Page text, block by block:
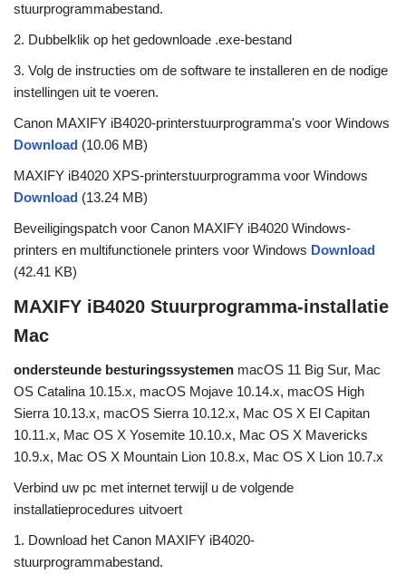
stuurprogrammabestand.
2. Dubbelklik op het gedownloade .exe-bestand
3. Volg de instructies om de software te installeren en de nodige
instellingen uit te voeren.
Canon MAXIFY iB4020-printerstuurprogramma's voor Windows
Download (10.06 MB)
MAXIFY iB4020 XPS-printerstuurprogramma voor Windows
Download (13.24 MB)
Beveiligingspatch voor Canon MAXIFY iB4020 Windows-
printers en multifunctionele printers voor Windows Download
(42.41 KB)
MAXIFY iB4020 Stuurprogramma-installatie
Mac
ondersteunde besturingssystemen macOS 11 Big Sur, Mac
OS Catalina 10.15.x, macOS Mojave 10.14.x, macOS High
Sierra 10.13.x, macOS Sierra 10.12.x, Mac OS X El Capitan
10.11.x, Mac OS X Yosemite 10.10.x, Mac OS X Mavericks
10.9.x, Mac OS X Mountain Lion 10.8.x, Mac OS X Lion 10.7.x
Verbind uw pc met internet terwijl u de volgende
installatieprocedures uitvoert
1. Download het Canon MAXIFY iB4020-
stuurprogrammabestand.